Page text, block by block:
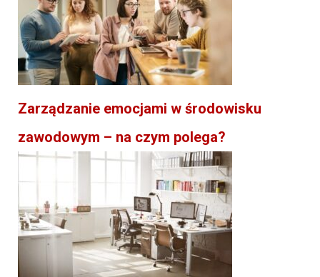
Zarządzanie emocjami w środowisku
zawodowym – na czym polega?